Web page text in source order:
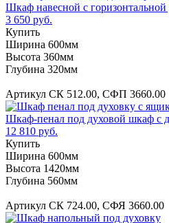
Шкаф навесной с
3 650 руб.
Купить
Ширина 600мм
Высота 360мм
Глубина 320мм
Артикул СК 512.00, СФП 3660.00
Шкаф-пенал под духовой шкаф с
12 810 руб.
Купить
Ширина 600мм
Высота 1420мм
Глубина 560мм
Артикул СК 724.00, СФЯ 3660.00